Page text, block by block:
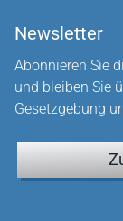
Newsletter
Abonnieren Sie
und bleiben Sie
Gesetzgebung